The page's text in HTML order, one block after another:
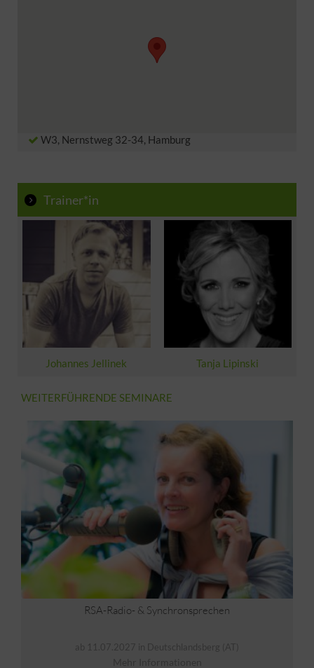
Einblick in den Ansatz der Berufssprecher und
Techniken des Hörbuch-Sprechens
(* Zur Erfolgskontrolle mit einfachen techn. Mitteln –
nicht als Bewerbungsunterlage gedacht)
Hamburger-Sprecherausbildung
Unterschiede zur
6 TagesHSW
W3, Nernstweg 32-34, Hamburg
Trainer*in
Johannes Jellinek Tanja Lipinski
WEITERFÜHRENDE SEMINARE
RSA-Radio- & Synchronsprechen
ab 11.07.2027 in Deutschlandsberg (AT)
Mehr Informationen